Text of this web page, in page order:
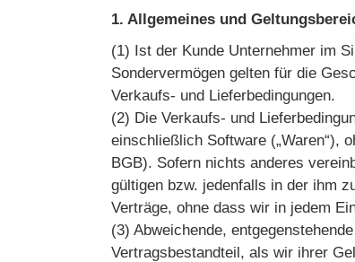
1. Allgemeines und
(1) Ist der Kunde Unternehmer im
Sondervermögen gelten für die
Verkaufs- und Lieferbedingungen.
(2) Die Verkaufs- und
einschließlich Software („Waren“),
BGB). Sofern nichts anderes
gültigen bzw. jedenfalls in der ihm
Verträge, ohne dass wir in jedem
(3) Abweichende,
Vertragsbestandteil, als wir ihrer